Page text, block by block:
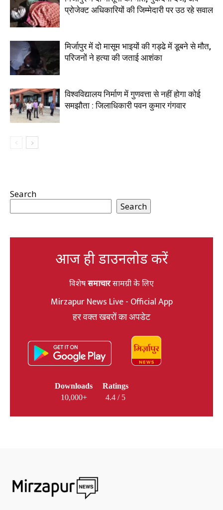
प्रोजेक्ट अधिकारियों की जिम्मेदारी पर उठ रहे सवाल
मिर्जापुर में दो मासूम भाइयों की गड्ढे में डूबने से मौत,
परिजनों ने हत्या की जताई आशंका
विश्वविद्यालय निर्माण में गुणवत्ता से नहीं होगा कोई
समझौता : जिलाधिकारी पवन कुमार गंगवार
Search
Search
आज ही डाउनलोड करें
विशेषसमाचारसामग्री के लिए
Mirzapur News Live - Official App
हर वक्त खबरों का अपडेट
Downloads
10,000+
Ratings
4.4 / 5